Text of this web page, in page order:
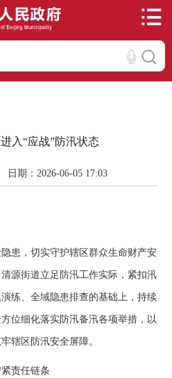
入“应战”防汛状态
日期：2026-06-05 17:03
，切实守护辖区群众生命财产安
源街道立足防汛工作实际，紧扣汛
练、全域隐患排查的基础上，持续
位细化落实防汛备汛各项举措，以
辖区防汛安全屏障。
责任链条